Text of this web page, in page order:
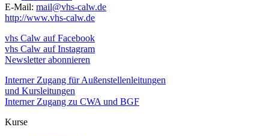
E-Mail: mail@vhs-calw.de
http://www.vhs-calw.de
vhs Calw auf Facebook
vhs Calw auf Instagram
Newsletter abonnieren
Interner Zugang für Außenstellenleitungen
und Kursleitungen
Interner Zugang zu CWA und BGF
Kurse